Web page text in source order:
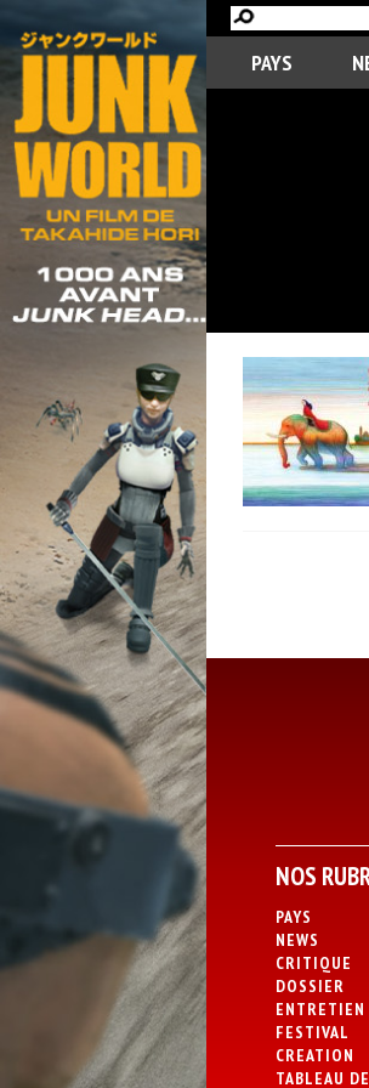
PAYS
NOS
PAYS
NEWS
CRITIQUE
DOSSIER
ENTRETIEN
FESTIVAL
CREATION
TABLEAU